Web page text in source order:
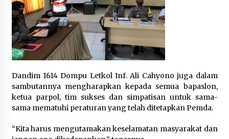
Dandim 1614 Dompu Letkol Inf. Ali Cahyono juga dalam
sambutannya mengharapkan kepada semua bapaslon,
ketua parpol, tim sukses dan simpatisan untuk sama-
sama mematuhi peraturan yang telah ditetapkan Pemda.
“Kita harus mengutamakan keselamatan masyarakat dan